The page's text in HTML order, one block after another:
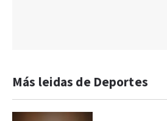
Más leidas de Deportes